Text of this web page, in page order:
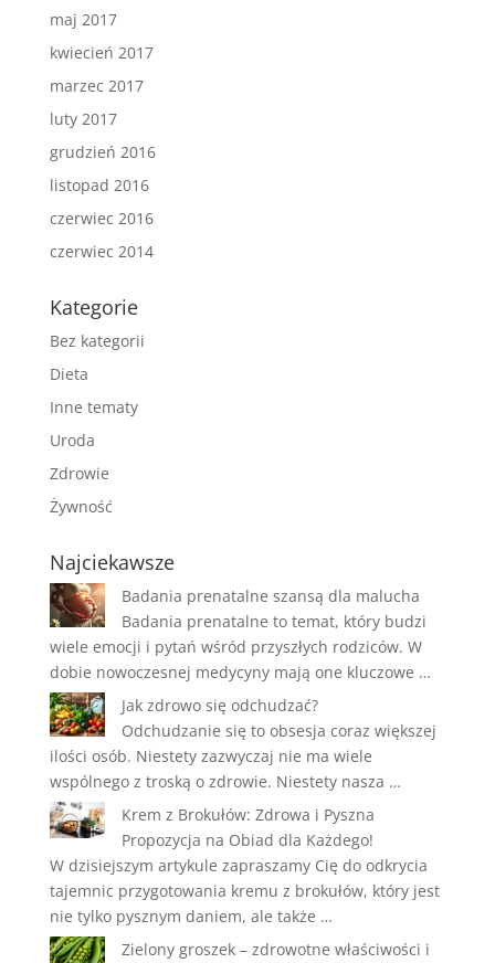
maj 2017
kwiecień 2017
marzec 2017
luty 2017
grudzień 2016
listopad 2016
czerwiec 2016
czerwiec 2014
Kategorie
Bez kategorii
Dieta
Inne tematy
Uroda
Zdrowie
Żywność
Najciekawsze
Badania prenatalne szansą dla malucha
Badania prenatalne to temat, który budzi
wiele emocji i pytań wśród przyszłych rodziców. W
dobie nowoczesnej medycyny mają one kluczowe …
Jak zdrowo się odchudzać?
Odchudzanie się to obsesja coraz większej
ilości osób. Niestety zazwyczaj nie ma wiele
wspólnego z troską o zdrowie. Niestety nasza …
Krem z Brokułów: Zdrowa i Pyszna
Propozycja na Obiad dla Każdego!
W dzisiejszym artykule zapraszamy Cię do odkrycia
tajemnic przygotowania kremu z brokułów, który jest
nie tylko pysznym daniem, ale także …
Zielony groszek – zdrowotne właściwości i